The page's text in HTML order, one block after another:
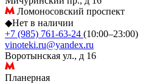
Ломоносовский проспект
◆Нет в наличии
+7 (985) 761-63-24 (10:00–23:00)
vinoteki.ru@yandex.ru
Воротынская ул., д 16
Планерная